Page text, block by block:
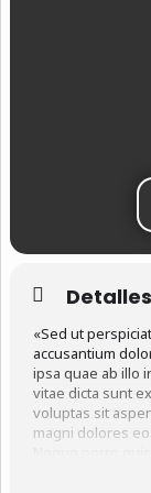
«Sed ut
accusantium
ipsa quae ab illo
vitae dicta sunt
voluptas sit
magni dolores